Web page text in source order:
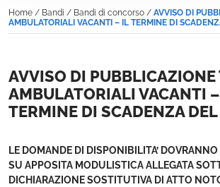
Home / Bandi / Bandi di concorso / AVVISO DI
AMBULATORIALI VACANTI – IL TERMINE DI
AVVISO DI PUBBLICAZIONE
AMBULATORIALI VACANTI
TERMINE DI SCADENZA
LE DOMANDE DI DISPONIBILITA’ DOVRANNO
SU APPOSITA MODULISTICA ALLEGATA
DICHIARAZIONE SOSTITUTIVA DI ATTO